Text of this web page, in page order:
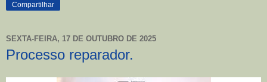
Compartilhar
SEXTA-FEIRA, 17 DE OUTUBRO DE 2025
Processo reparador.